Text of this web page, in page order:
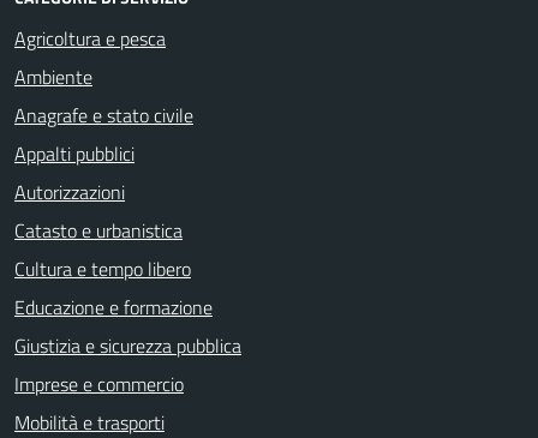
Agricoltura e pesca
Ambiente
Anagrafe e stato civile
Appalti pubblici
Autorizzazioni
Catasto e urbanistica
Cultura e tempo libero
Educazione e formazione
Giustizia e sicurezza pubblica
Imprese e commercio
Mobilità e trasporti